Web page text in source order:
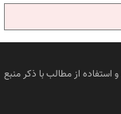
از مطالب با ذکر منبع